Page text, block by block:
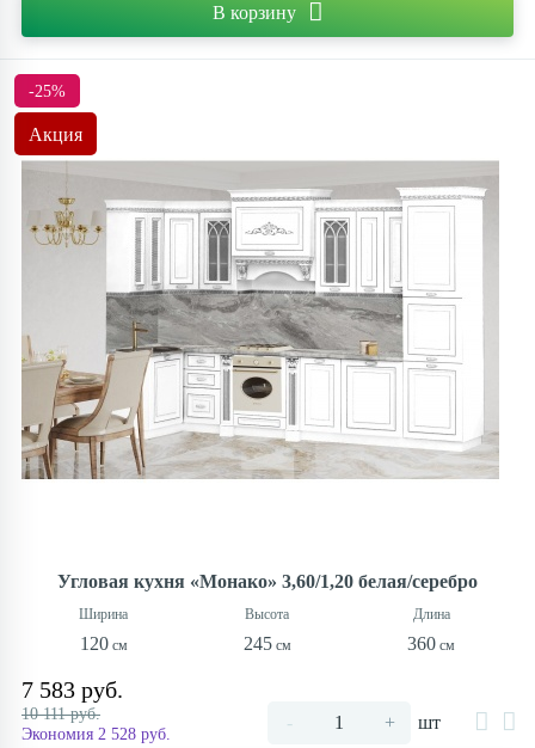
В корзину
-25%
Акция
Угловая кухня «Монако» 3,60/1,20 белая/серебро
120 245 360
7 583 руб.
10 111 руб.
Экономия 2 528 руб.
- + шт